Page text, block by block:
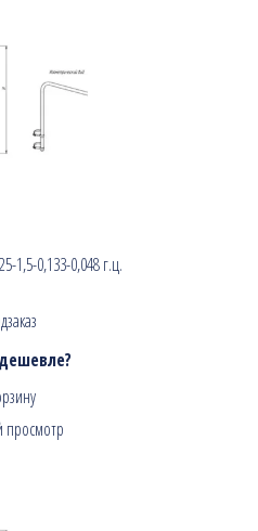
1,5-0,133-0,048 г.ц.
просмотр